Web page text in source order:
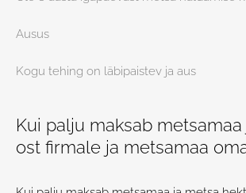
Ausus
Kogu tehing on läbipaistev ja aus
Kui palju maksab
ost firmale ja metsamaa